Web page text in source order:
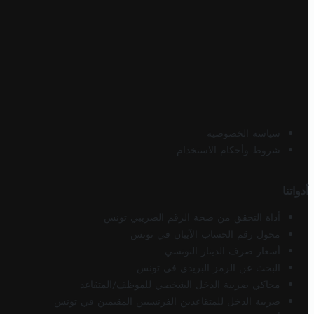
سياسة الخصوصية
شروط وأحكام الاستخدام
أدواتنا
أداة التحقق من صحة الرقم الضريبي تونس
محول رقم الحساب الآيبان في تونس
أسعار صرف الدينار التونسي
البحث عن الرمز البريدي في تونس
محاكي ضريبة الدخل الشخصي للموظف/المتقاعد
ضريبة الدخل للمتقاعدين الفرنسيين المقيمين في تونس